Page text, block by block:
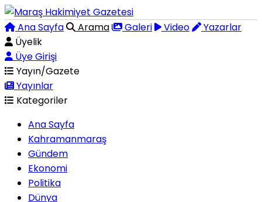
Ana Sayfa Arama Galeri Video
Yazarlar
Üyelik
Üye Girişi
Yayın/Gazete
Yayınlar
Kategoriler
Ana Sayfa
Kahramanmaraş
Gündem
Ekonomi
Politika
Dünya